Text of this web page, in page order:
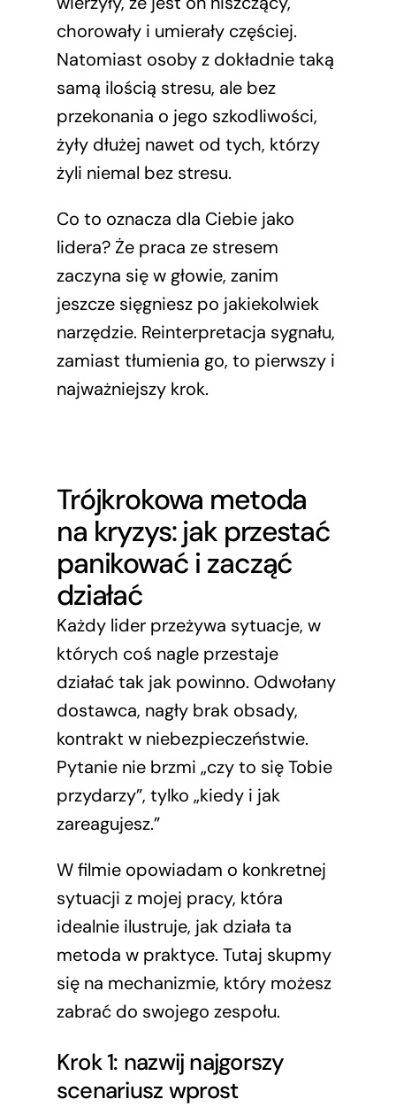
chorowały i umierały częściej.
Natomiast osoby z dokładnie taką
samą ilością stresu, ale bez
przekonania o jego szkodliwości,
żyły dłużej nawet od tych, którzy
żyli niemal bez stresu.
Co to oznacza dla Ciebie jako
lidera? Że praca ze stresem
zaczyna się w głowie, zanim
jeszcze sięgniesz po jakiekolwiek
narzędzie. Reinterpretacja sygnału,
zamiast tłumienia go, to pierwszy i
najważniejszy krok.
Trójkrokowa metoda
na kryzys: jak przestać
panikować i zacząć
działać
Każdy lider przeżywa sytuacje, w
których coś nagle przestaje
działać tak jak powinno. Odwołany
dostawca, nagły brak obsady,
kontrakt w niebezpieczeństwie.
Pytanie nie brzmi „czy to się Tobie
przydarzy”, tylko „kiedy i jak
zareagujesz.”
W filmie opowiadam o konkretnej
sytuacji z mojej pracy, która
idealnie ilustruje, jak działa ta
metoda w praktyce. Tutaj skupmy
się na mechanizmie, który możesz
zabrać do swojego zespołu.
Krok 1: nazwij najgorszy
scenariusz wprost